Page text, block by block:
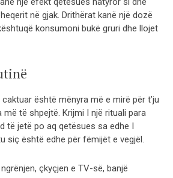
në gjak. Drithërat kanë një dozë
konsumoni bukë gruri dhe llojet
është mënyra më e mirë për t’ju
të shpejtë. Krijmi I një rituali para
të jetë po aq qetësues sa edhe I
siç është edhe për fëmijët e vegjël.
çkyçjen e TV-së, banjë